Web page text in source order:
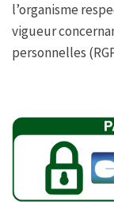
l’organisme
vigueur
personnelles